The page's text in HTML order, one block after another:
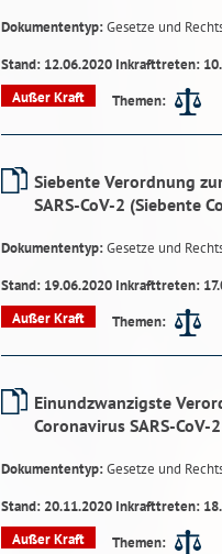
Dokumententyp:Gesetze und
Stand: 12.06.2020 Inkrafttreten:
Außer Kraft
Themen:
Siebente Verordnung
SARS-CoV-2 (Siebente
Dokumententyp:Gesetze und
Stand: 19.06.2020 Inkrafttreten:
Außer Kraft
Themen:
Einundzwanzigste
Coronavirus SARS-
Dokumententyp:Gesetze und
Stand: 20.11.2020 Inkrafttreten:
Außer Kraft
Themen: